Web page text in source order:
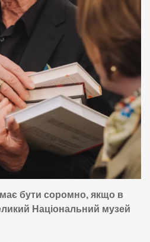
бути соромно, якщо в
Національний музей